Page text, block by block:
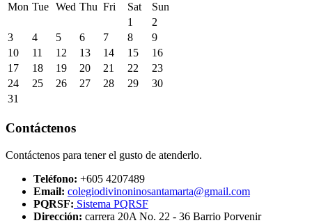
Mon Tue Wed Thu Fri Sat
Sun
1
2
3
4 5 6 7 8
9
10
11 12 13 14 15
16
17
18 19 20 21 22
23
24
25 26 27 28 29
30
31
Contáctenos
Contáctenos para tener el gusto de atenderlo.
Teléfono: +605 4207489
Email: colegiodivinoninosantamarta@gmail.com
PQRSF: Sistema PQRSF
Dirección: carrera 20A No. 22 - 36 Barrio Porvenir